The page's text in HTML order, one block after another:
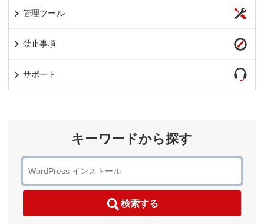
管理ツール
禁止事項
サポート
キーワードから探す
検索する